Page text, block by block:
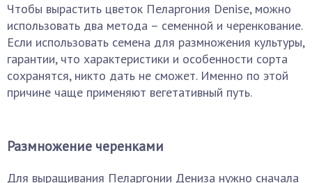
Чтобы вырастить цветок Пеларгония Denise, можно
использовать два метода – семенной и черенкование.
Если использовать семена для размножения культуры,
гарантии, что характеристики и особенности сорта
сохранятся, никто дать не сможет. Именно по этой
причине чаще применяют вегетативный путь.
Размножение черенками
Для выращивания Пеларгонии Дениза нужно сначала